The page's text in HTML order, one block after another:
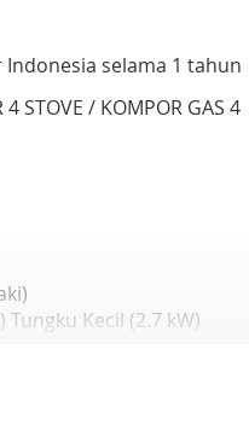
selama 1 tahun
4 STOVE / KOMPOR GAS 4
Tungku Kecil (2.7 kW)
(mm)